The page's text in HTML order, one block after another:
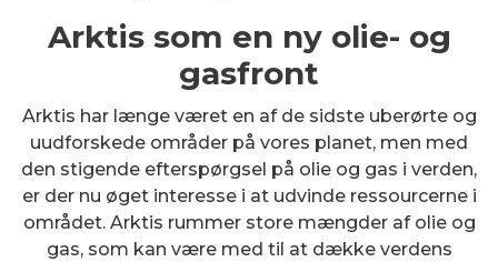
Arktis som en ny olie- og
gasfront
Arktis har længe været en af de sidste uberørte og
uudforskede områder på vores planet, men med
den stigende efterspørgsel på olie og gas i verden,
er der nu øget interesse i at udvinde ressourcerne i
området. Arktis rummer store mængder af olie og
gas, som kan være med til at dække verdens